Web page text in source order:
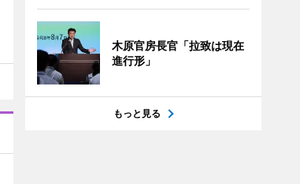
木原官房長官「拉致は現在
進行形」
もっと見る